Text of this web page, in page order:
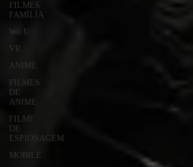
FILMES
FAMÍLIA
Wii U
VR
ANIME
FILMES
DE
ANIME
FILME
DE
ESPIONAGEM
MOBILE